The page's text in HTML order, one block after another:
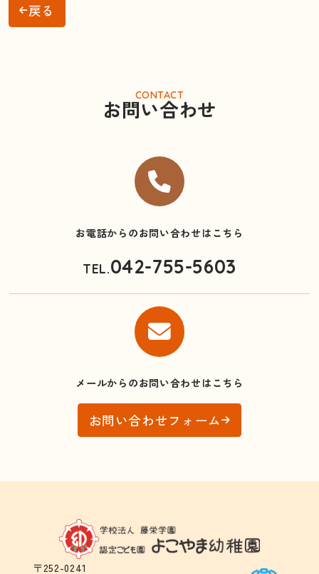
戻る
お問い合わせ
CONTACT
お電話からのお問い合わせはこちら
TEL.042-755-5603
メールからのお問い合わせはこちら
お問い合わせフォーム
〒252-0241